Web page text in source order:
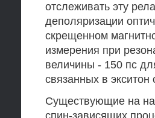
отслеживать эту
деполяризации
скрещенном
измерения при
величины - 150 пс
связанных в
Существующие на
спин-зависящих